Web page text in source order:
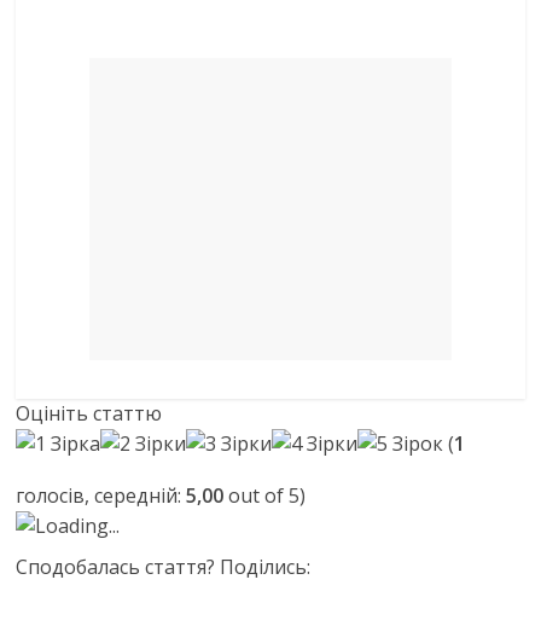
Оцініть статтю
(1
голосів, середній:5,00out of 5)
Loading...
Сподобалась стаття? Поділись: